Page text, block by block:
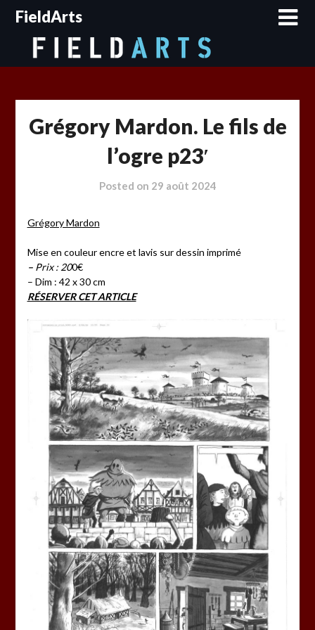
SkipFieldArts
Grégory Mardon. Le fils de
l’ogre p23′
Posted on 29 août 2024
Grégory Mardon
Mise en couleur encre et lavis sur dessin imprimé
– Prix : 200€
– Dim : 42 x 30 cm
RÉSERVER CET ARTICLE